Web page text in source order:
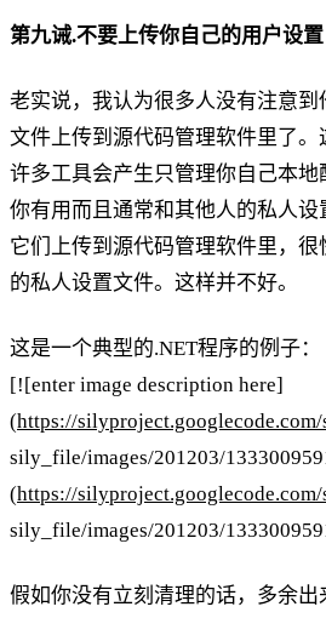
第九诫.不要上传你自己的用户设置
老实说，我认为很多人没有注意
文件上传到源代码管理软件里了。
许多工具会产生只管理你自己本
你有用而且通常和其他人的私人
它们上传到源代码管理软件里，
的私人设置文件。这样并不好。
这是一个典型的.NET程序的例子：
[![enter image description here]
(https://
sily_file/images/201203/
(https://
sily_file/images/201203/
假如你没有立刻清理的话，多余